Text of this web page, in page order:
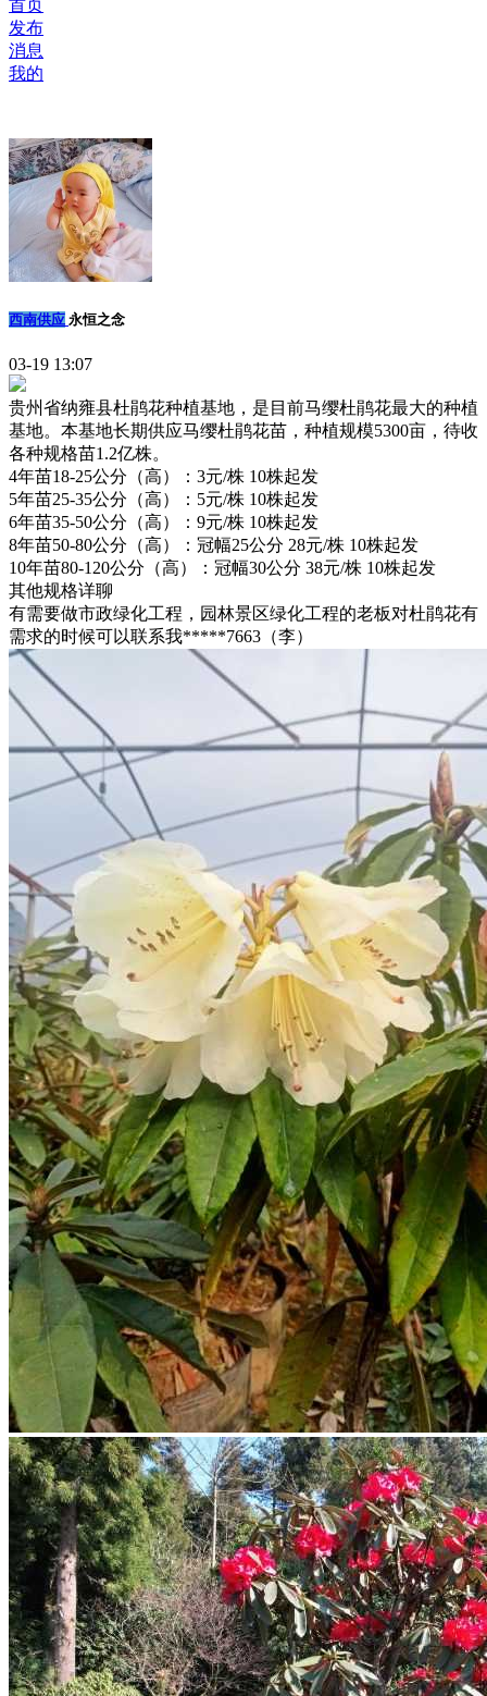
首页
发布
消息
我的
西南供应 永恒之念
03-19 13:07
贵州省纳雍县杜鹃花种植基地，是目前马缨杜鹃花最大的种植
基地。本基地长期供应马缨杜鹃花苗，种植规模5300亩，待收
各种规格苗1.2亿株。
4年苗18-25公分（高）：3元/株 10株起发
5年苗25-35公分（高）：5元/株 10株起发
6年苗35-50公分（高）：9元/株 10株起发
8年苗50-80公分（高）：冠幅25公分 28元/株 10株起发
10年苗80-120公分（高）：冠幅30公分 38元/株 10株起发
其他规格详聊
有需要做市政绿化工程，园林景区绿化工程的老板对杜鹃花有
需求的时候可以联系我*****7663（李）